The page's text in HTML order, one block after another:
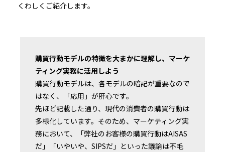
くわしくご紹介します。
購買行動モデルの特徴を大まかに理解し、マーケ
ティング実務に活用しよう
購買行動モデルは、各モデルの暗記が重要なので
はなく、「応用」が肝心です。
先ほど記載した通り、現代の消費者の購買行動は
多様化しています。そのため、マーケティング実
務において、「弊社のお客様の購買行動はAISAS
だ」「いやいや、SIPSだ」といった議論は不毛